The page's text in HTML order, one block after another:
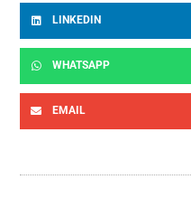
LINKEDIN
WHATSAPP
EMAIL